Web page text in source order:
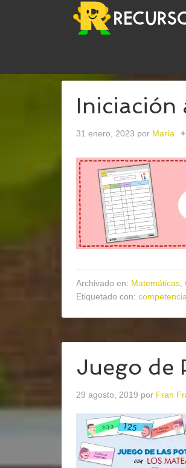
Iniciación
31 enero, 2023 por María
Archivado en: Matemáticas
Etiquetado con:
Juego de
29 agosto, 2019 por Fran